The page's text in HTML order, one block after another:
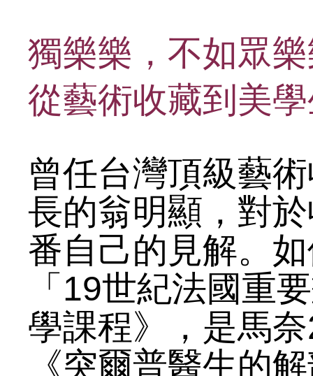
獨樂樂，不如眾
從藝術收藏到美
曾任台灣頂級藝
長的翁明顯，對
番自己的見解。
「19世紀法國重
學課程》，是馬
《突爾普醫生的